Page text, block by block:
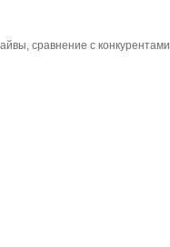
сравнение с конкурентами